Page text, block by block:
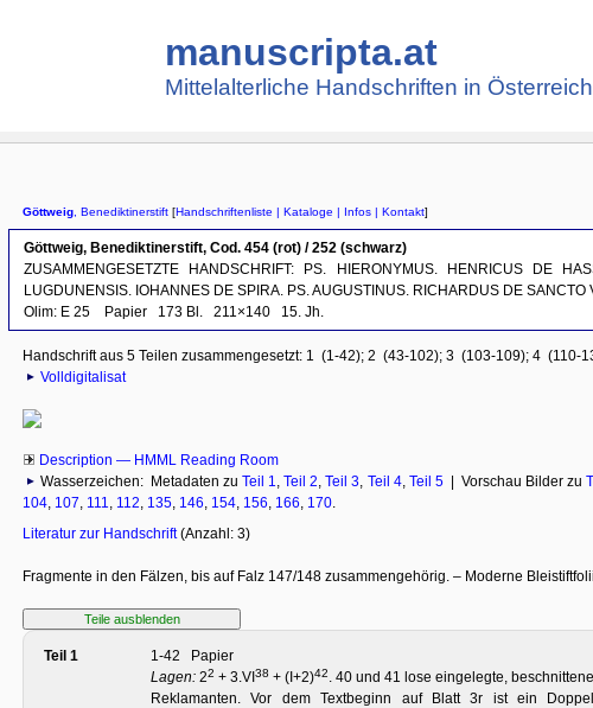
manuscripta.at
Mittelalterliche Handschriften in Österreich